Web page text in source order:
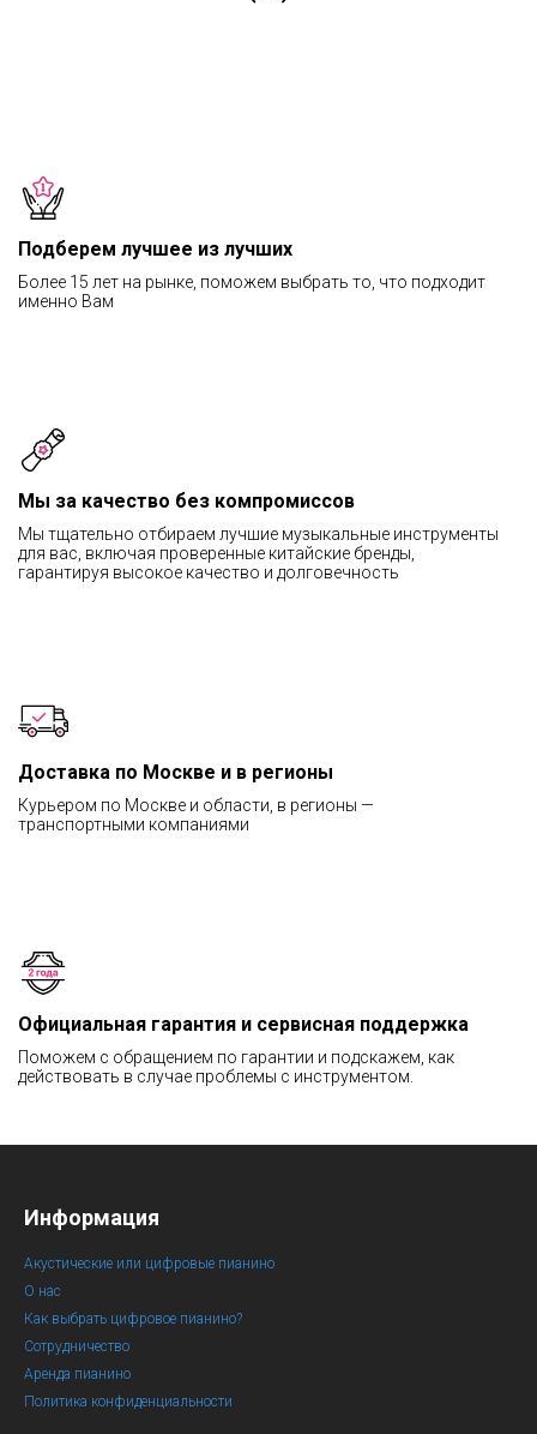
Подберем лучшее из лучших
Более 15 лет на рынке, поможем выбрать то, что подходит
именно Вам
Мы за качество без компромиссов
Мы тщательно отбираем лучшие музыкальные инструменты
для вас, включая проверенные китайские бренды,
гарантируя высокое качество и долговечность
Доставка по Москве и в регионы
Курьером по Москве и области, в регионы —
транспортными компаниями
Официальная гарантия и сервисная поддержка
Поможем с обращением по гарантии и подскажем, как
действовать в случае проблемы с инструментом.
Информация
Акустические или цифровые пианино
О нас
Как выбрать цифровое пианино?
Сотрудничество
Аренда пианино
Политика конфиденциальности